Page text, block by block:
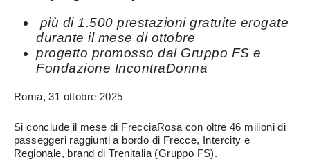
più di 1.500 prestazioni gratuite erogate
durante il mese di ottobre
progetto promosso dal Gruppo FS e
Fondazione IncontraDonna
Roma, 31 ottobre 2025
Si conclude il mese di FrecciaRosa con oltre 46 milioni di
passeggeri raggiunti a bordo di Frecce, Intercity e
Regionale, brand di Trenitalia (Gruppo FS).